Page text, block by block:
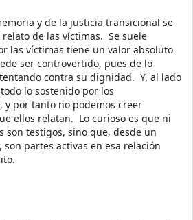
y de la justicia transicional se
de las víctimas. Se suele
las víctimas tiene un valor absoluto
ser controvertido, pues de lo
contra su dignidad. Y, al lado
lo sostenido por los
y por tanto no podemos creer
ellos relatan. Lo curioso es que ni
son testigos, sino que, desde un
partes activas en esa relación